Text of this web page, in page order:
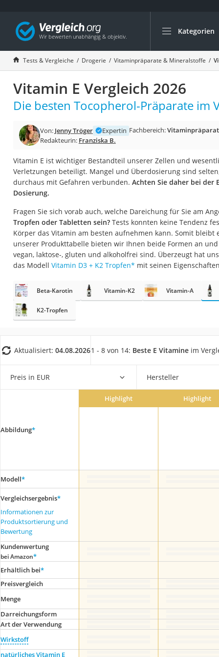
Kategorien
Die beliebtesten
Drogerie
Inhalator
Haarschneider
Rollator
Braun Rasierer
Katzenklappe
Masturbator
Massagepistole
Reisehaartrockner
Eiweißpulver
Katzenklappe
Zeckenschutz
leichter
Mineralfutter
Service
Tests & Vergleiche Drogerie Vitaminpräparate & Mineralstoffe
Vitamin E Vergleich 2026
Die besten Tocopherol-Präparate im
Von: Jenny Tröger Expertin Fachbereich:
Redakteurin: Franziska B.
Vitamin E ist wichtiger Bestandteil unserer Zellen und
Verletzungen beteiligt. Mangel und Überdosierung sind
durchaus mit Gefahren verbunden. Achten Sie daher bei der
Dosierung.
Fragen Sie sich vorab auch, welche Dareichung für Sie am
Tropfen oder Tabletten sein?Tests konnten keine Tendenz
Körper das Vitamin am besten aufnehmen kann. Somit bleibt
unserer Produkttabelle bieten wir Ihnen beide Formen an
vegan, laktose-, gluten und alkoholfrei sind. Überzeugt hat
das Modell Vitamin D3 + K2 Tropfen* mit seinen
Beta-Karotin Vitamin-K2 Vitamin-A
K2-Tropfen
Aktualisiert: 04.08.20261 - 8 von 14: Beste E Vitamine im
Preis in EUR Hersteller
Abbildung*
Highlight Highlight
Modell*
Vergleichsergebnis*
Informationen zur
Produktsortierung und
Bewertung
Kundenwertung
bei Amazon*
Erhältlich bei*
Preis­vergleich
Menge
Darreichungsform
Art der Verwendung
Wirkstoff
natürliches Vitamin E